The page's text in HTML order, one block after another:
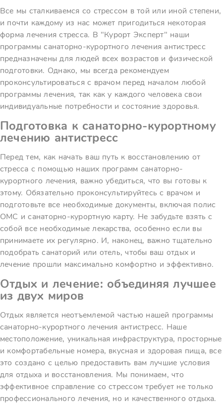
Все мы сталкиваемся со стрессом в той или иной степени,
и почти каждому из нас может пригодиться некоторая
форма лечения стресса. В "Курорт Эксперт" наши
программы санаторно-курортного лечения антистресс
предназначены для людей всех возрастов и физической
подготовки. Однако, мы всегда рекомендуем
проконсультироваться с врачом перед началом любой
программы лечения, так как у каждого человека свои
индивидуальные потребности и состояние здоровья.
Подготовка к санаторно-курортному
лечению антистресс
Перед тем, как начать ваш путь к восстановлению от
стресса с помощью наших программ санаторно-
курортного лечения, важно убедиться, что вы готовы к
этому. Обязательно проконсультируйтесь с врачом и
подготовьте все необходимые документы, включая полис
ОМС и санаторно-курортную карту. Не забудьте взять с
собой все необходимые лекарства, особенно если вы
принимаете их регулярно. И, наконец, важно тщательно
подобрать санаторий или отель, чтобы ваш отдых и
лечение прошли максимально комфортно и эффективно.
Отдых и лечение: объединяя лучшее
из двух миров
Отдых является неотъемлемой частью нашей программы
санаторно-курортного лечения антистресс. Наше
местоположение, уникальная инфраструктура, просторные
и комфортабельные номера, вкусная и здоровая пища, все
это создано с целью предоставить вам лучшие условия
для отдыха и восстановления. Мы понимаем, что
эффективное справление со стрессом требует не только
профессионального лечения, но и качественного отдыха.